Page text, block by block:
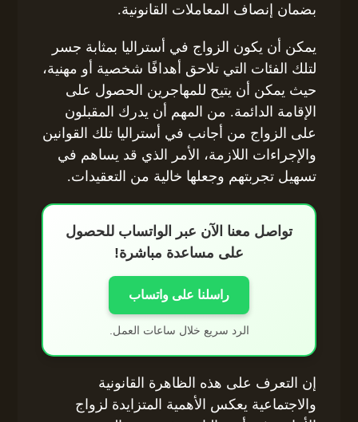
بضمان إنصاف المعاملات القانونية.
يمكن أن يكون الزواج في أستراليا بمثابة جسر
لتلك الفئات التي تلاحق أهدافًا شخصية أو مهنية،
حيث يمكن أن يتيح للمهاجرين الحصول على
الإقامة الدائمة. من المهم أن يدرك المقبلون
على الزواج من أجانب في أستراليا تلك القوانين
والإجراءات اللازمة، الأمر الذي قد يساهم في
تسهيل تجربتهم وجعلها خالية من التعقيدات.
تواصل معنا الآن عبر الواتساب للحصول
على مساعدة مباشرة!
راسلنا على واتساب
الرد سريع خلال ساعات العمل.
إن التعرف على هذه الظاهرة القانونية
والاجتماعية يعكس الأهمية المتزايدة لزواج